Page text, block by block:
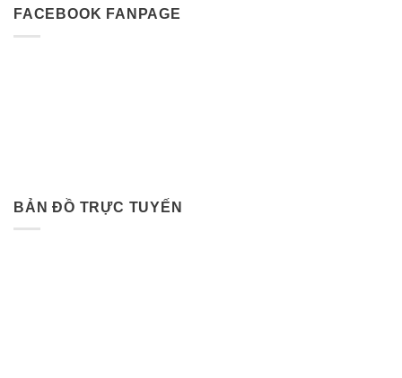
FACEBOOK FANPAGE
BẢN ĐỒ TRỰC TUYẾN